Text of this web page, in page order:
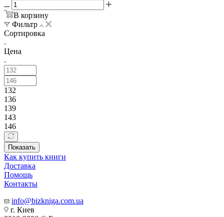
В корзину
Фильтр
Сортировка
Цена
132
136
139
143
146
Показать
Как купить книги
Доставка
Помощь
Контакты
info@bizkniga.com.ua
г. Киев